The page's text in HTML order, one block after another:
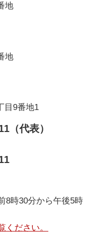
地
地
目9番地1
（代表）
8時30分から午後5時
ださい。